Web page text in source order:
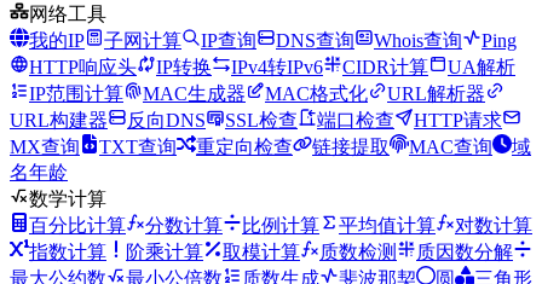
网络工具
我的IP
子网计算 IP查询 DNS查询 Whois查询
Ping
HTTP响应头
IP转换 IPv4转IPv6 CIDR计算
UA解析
IP范围计算
MAC生成器 MAC格式化
URL解析器
URL构建器
反向DNS SSL检查 端口检查
HTTP请求
MX查询
TXT查询 重定向检查 链接提取 MAC查询
域
名年龄
数学计算
百分比计算
分数计算 比例计算 平均值计算
对数计算
指数计算
阶乘计算 取模计算 质数检测
质因数分解
最大公约数
最小公倍数 质数生成 斐波那契 圆
三角形